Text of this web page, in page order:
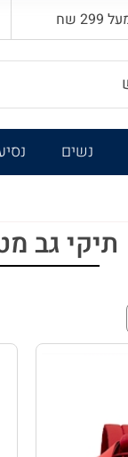
שח
נשים
תיקי גב